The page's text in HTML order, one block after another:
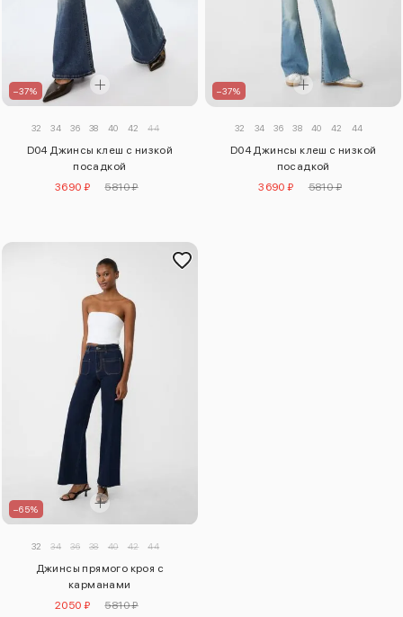
–37%
32 34 36 38 40 42 44
D04 Джинсы клеш с низкой
посадкой
3690 ₽
5810 ₽
–37%
32 34 36 38 40 42 44
D04 Джинсы клеш с низкой
посадкой
3690 ₽
5810 ₽
–65%
32 34 36 38 40 42 44
Джинсы прямого кроя с
карманами
2050 ₽
5810 ₽